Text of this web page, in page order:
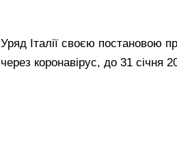
Уряд Італії своєю постановою
через коронавірус, до 31 січня